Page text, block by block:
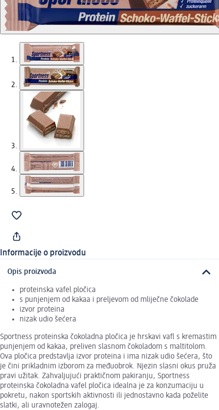
Informacije o proizvodu
Opis proizvoda
proteinska vafel pločica
s punjenjem od kakaa i preljevom od mliječne čokolade
izvor proteina
nizak udio šećera
Sportness proteinska čokoladna pločica je hrskavi vafl s kremastim
punjenjem od kakaa, preliven slasnom čokoladom s maltitolom.
Ova pločica predstavlja izvor proteina i ima nizak udio šećera, što
je čini prikladnim izborom za međuobrok. Njezin slasni okus pruža
pravi užitak. Zahvaljujući praktičnom pakiranju, Sportness
proteinska čokoladna vafel pločica idealna je za konzumaciju u
pokretu, nakon sportskih aktivnosti ili jednostavno kada poželite
slatki, ali uravnotežen zalogaj.